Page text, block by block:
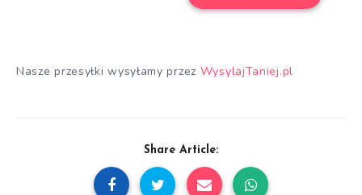
Nasze przesyłki wysyłamy przez WysylajTaniej.pl
Share Article: